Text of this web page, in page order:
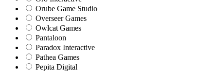
Orube Game Studio
Overseer Games
Owlcat Games
Pantaloon
Paradox Interactive
Pathea Games
Pepita Digital